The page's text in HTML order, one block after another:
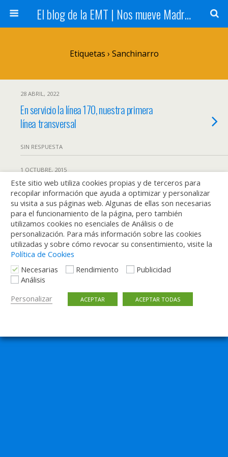
El blog de la EMT | Nos mueve Madrid
Etiquetas › Sanchinarro
28 ABRIL, 2022
En servicio la línea 170, nuestra primera
línea transversal
SIN RESPUESTA
1 OCTUBRE, 2015
El día de nuestros mayores
SIN RESPUESTA
Volver arriba
Móvil Escritorio
Este sitio web utiliza cookies propias y de terceros para
recopilar información que ayuda a optimizar y personalizar
su visita a sus páginas web. Algunas de ellas son necesarias
para el funcionamiento de la página, pero también
utilizamos cookies no esenciales de Análisis o de
personalización. Para más información sobre las cookies
utilizadas y sobre cómo revocar su consentimiento, visite la
Política de Cookies
Necesarias
Rendimiento
Publicidad
Análisis
Personalizar
ACEPTAR ACEPTAR TODAS